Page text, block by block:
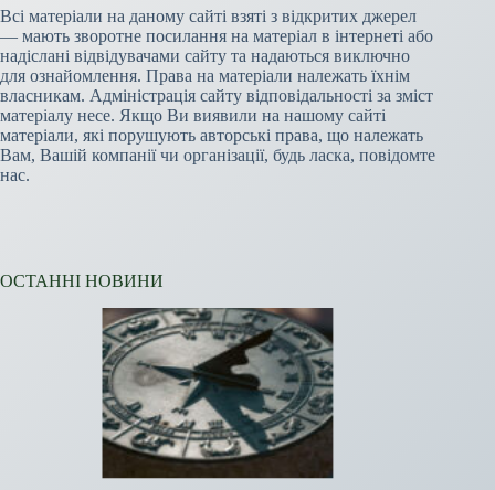
Всі матеріали на даному сайті взяті з відкритих джерел
— мають зворотне посилання на матеріал в інтернеті або
надіслані відвідувачами сайту та надаються виключно
для ознайомлення. Права на матеріали належать їхнім
власникам. Адміністрація сайту відповідальності за зміст
матеріалу несе. Якщо Ви виявили на нашому сайті
матеріали, які порушують авторські права, що належать
Вам, Вашій компанії чи організації, будь ласка, повідомте
нас.
ОСТАННІ НОВИНИ